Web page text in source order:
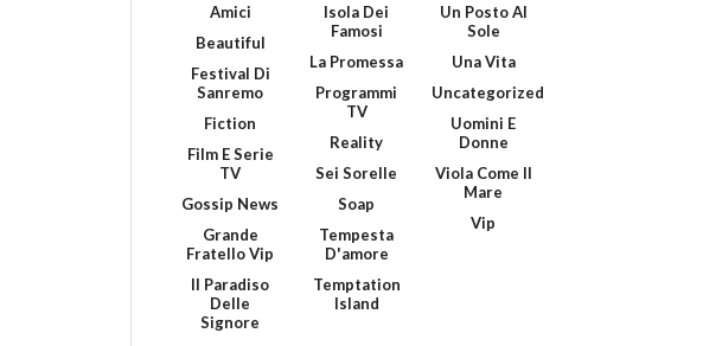
Amici
Beautiful
Festival Di
Sanremo
Fiction
Film E Serie
TV
Gossip News
Grande
Fratello Vip
Il Paradiso
Delle
Signore
Isola Dei
Famosi
La Promessa
Programmi
TV
Reality
Sei Sorelle
Soap
Tempesta
D'amore
Temptation
Island
Un Posto Al
Sole
Una Vita
Uncategorized
Uomini E
Donne
Viola Come Il
Mare
Vip